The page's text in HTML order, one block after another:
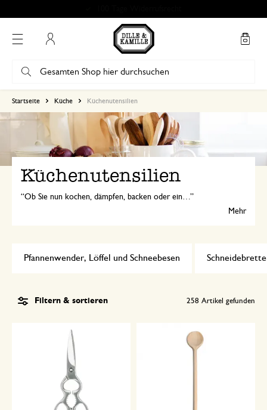
Startseite Küche Küchenutensilien
Küchenutensilien
Ob Sie nun kochen, dämpfen, backen oder einmachen - gute Küchenutensilien sind in jeder Küche unentbehrlich. Entdecken Sie unser breites Angebot vom Schneebesen bis zum Mörser!
Mehr
Pfannenwender, Löffel und Schneebesen
Filtern & sortieren 258 Artikel gefunden